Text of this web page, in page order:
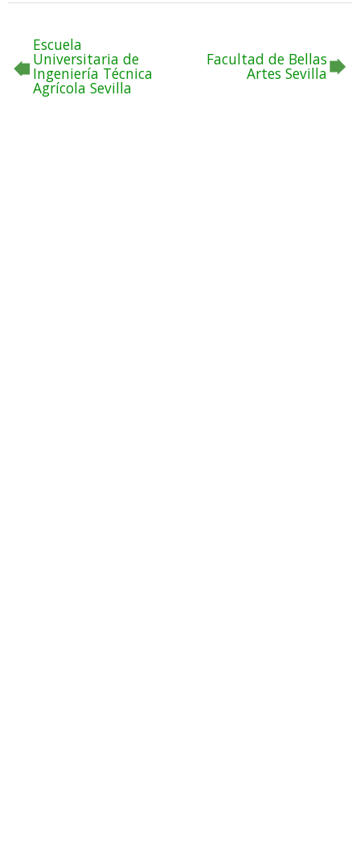
Escuela
Universitaria de
Ingeniería Técnica
Agrícola Sevilla
Facultad de Bellas
Artes Sevilla